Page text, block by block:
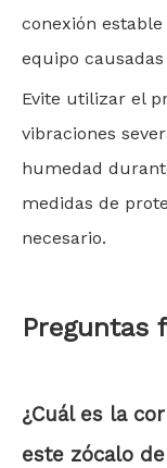
conexión
equipo
Evite utilizar el
vibraciones
humedad
medidas de
necesario.
Preguntas
¿Cuál es la
este zócalo